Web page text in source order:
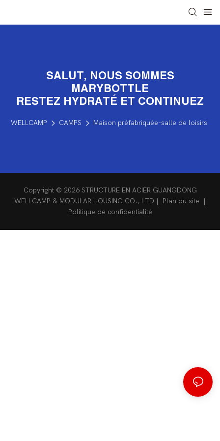
SALUT, NOUS SOMMES
MARYBOTTLE
RESTEZ HYDRATÉ ET CONTINUEZ
WELLCAMP CAMPS Maison préfabriquée-salle de loisirs
Copyright © 2026 STRUCTURE EN ACIER GUANGDONG
WELLCAMP & MODULAR HOUSING CO., LTD |
Plan du site
|
Politique de confidentialité